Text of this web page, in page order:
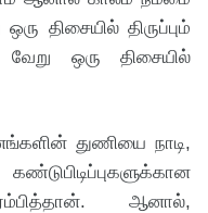
திசையில் திருப்பும்
ஒரு திசையில்
துணியை நாடி,
ஆனால்,